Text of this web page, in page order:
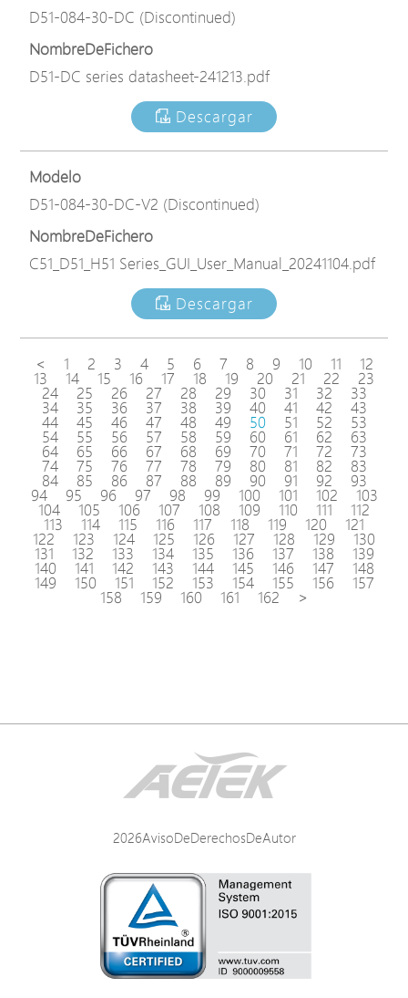
D51-084-30-DC (Discontinued)
NombreDeFichero
D51-DC series datasheet-241213.pdf
Descargar
Modelo
D51-084-30-DC-V2 (Discontinued)
NombreDeFichero
C51_D51_H51 Series_GUI_User_Manual_20241104.pdf
Descargar
< 1 2 3 4 5 6 7 8 9 10 11 12
13 14 15 16 17 18 19 20 21 22 23
24 25 26 27 28 29 30 31 32 33
34 35 36 37 38 39 40 41 42 43
44 45 46 47 48 49 50 51 52 53
54 55 56 57 58 59 60 61 62 63
64 65 66 67 68 69 70 71 72 73
74 75 76 77 78 79 80 81 82 83
84 85 86 87 88 89 90 91 92 93
94 95 96 97 98 99 100 101 102 103
104 105 106 107 108 109 110 111 112
113 114 115 116 117 118 119 120 121
122 123 124 125 126 127 128 129 130
131 132 133 134 135 136 137 138 139
140 141 142 143 144 145 146 147 148
149 150 151 152 153 154 155 156 157
158 159 160 161 162 >
2026AvisoDeDerechosDeAutor